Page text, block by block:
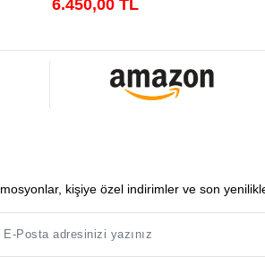
6.450,00 TL
kişiye özel indirimler ve son